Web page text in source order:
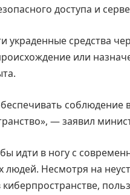
доступа и
украденные средства
или
соблюдение
— заявил
идти в ногу с
Несмотря на